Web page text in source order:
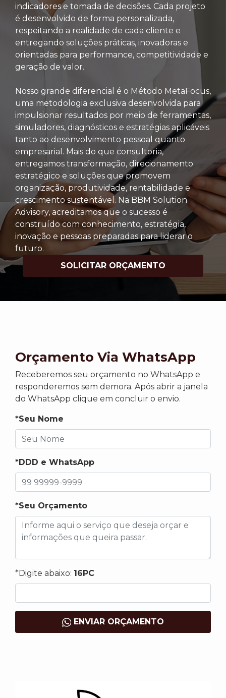
indicadores e tomada de decisões. Cada projeto
é desenvolvido de forma personalizada,
respeitando a realidade de cada cliente e
entregando soluções práticas, inovadoras e
orientadas para performance, competitividade e
geração de valor.
Nosso grande diferencial é o Método MetaFocus,
uma metodologia exclusiva desenvolvida para
impulsionar resultados por meio de ferramentas,
simuladores, diagnósticos e estratégias aplicáveis
tanto ao desenvolvimento pessoal quanto
empresarial. Mais do que consultoria,
entregamos transformação, direcionamento
estratégico e soluções que promovem
organização, produtividade, rentabilidade e
crescimento sustentável. Na BBM Solution
Advisory, acreditamos que o sucesso é
construído com conhecimento, estratégia,
inovação e pessoas preparadas para liderar o
futuro.
SOLICITAR ORÇAMENTO
Orçamento Via WhatsApp
Receberemos seu orçamento no WhatsApp e
responderemos sem demora. Após abrir a janela
do WhatsApp clique em concluir o envio.
*Seu Nome
*DDD e WhatsApp
*Seu Orçamento
*Digite abaixo: 16PC
ENVIAR ORÇAMENTO